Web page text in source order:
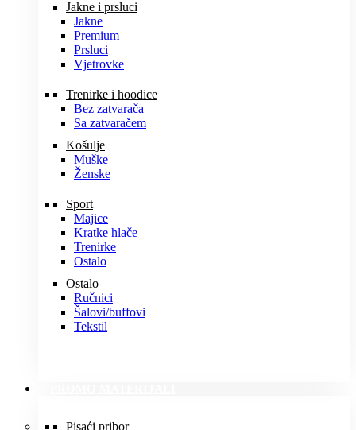
Jakne i prsluci
Jakne
Premium
Prsluci
Vjetrovke
Trenirke i hoodice
Bez zatvarača
Sa zatvaračem
Košulje
Muške
Ženske
Sport
Majice
Kratke hlače
Trenirke
Ostalo
Ostalo
Ručnici
Šalovi/buffovi
Tekstil
Pisaći pribor